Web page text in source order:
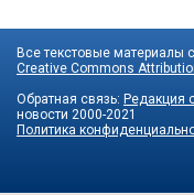
Все текстовые материалы
Creative Commons
Обратная связь: Редакция
новости 2000-2021
Политика